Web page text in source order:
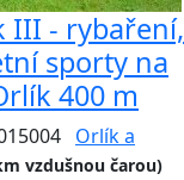
III - rybaření,
sporty na
400 m
Orlík a
vzdušnou čarou)